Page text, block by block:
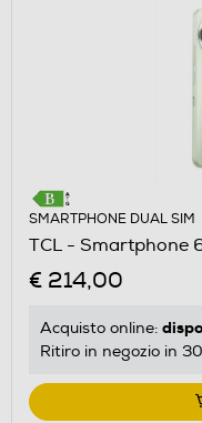
SMARTPHONE DUAL SIM
TCL - Smartphone
€ 214,00
Acquisto online:
Ritiro in negozio in